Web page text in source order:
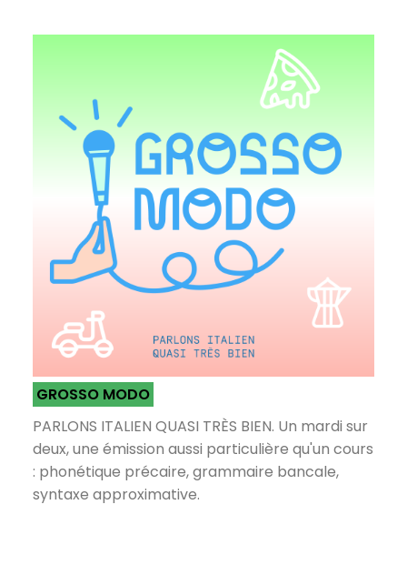
GROSSO MODO
PARLONS ITALIEN QUASI TRÈS BIEN. Un mardi sur
deux, une émission aussi particulière qu'un cours
: phonétique précaire, grammaire bancale,
syntaxe approximative.